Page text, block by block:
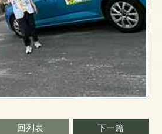
回列表 下一篇